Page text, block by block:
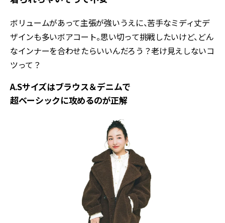
ボリュームがあって主張が強いうえに、苦手なミディ丈デ
ザインも多いボアコート。思い切って挑戦したいけど、どん
なインナーを合わせたらいいんだろう？老け見えしないコ
ツって？
A.Sサイズはブラウス＆デニムで
超ベーシックに攻めるのが正解